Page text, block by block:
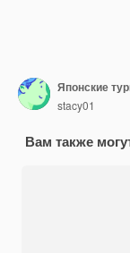
stacy01
Вам также